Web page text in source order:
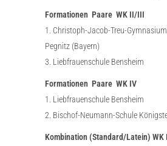
Formationen Paare WK II/III
1. Christoph-Jacob-Treu-
Pegnitz (Bayern)
3. Liebfrauenschule Bensheim
Formationen Paare WK IV
1. Liebfrauenschule Bensheim
2. Bischof-Neumann-Schule
Kombination (Standard/Latein) WK I